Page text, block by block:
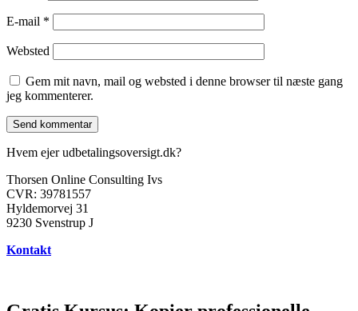
E-mail *
Websted
Gem mit navn, mail og websted i denne browser til næste gang
jeg kommenterer.
Hvem ejer udbetalingsoversigt.dk?
Thorsen Online Consulting Ivs
CVR: 39781557
Hyldemorvej 31
9230 Svenstrup J
Kontakt